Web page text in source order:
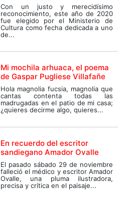
Con un justo y merecidísimo
reconocimiento, este año de 2020
fue elegido por el Ministerio de
Cultura como fecha dedicada a uno
de...
Mi mochila arhuaca, el poema
de Gaspar Pugliese Villafañe
Hola magnolia fucsia, magnolia que
cantas contenta todas las
madrugadas en el patio de mi casa;
¿quieres decirme algo, quieres...
En recuerdo del escritor
sandiegano Amador Ovalle
El pasado sábado 29 de noviembre
falleció el médico y escritor Amador
Ovalle, una pluma ilustradora,
precisa y crítica en el paisaje...